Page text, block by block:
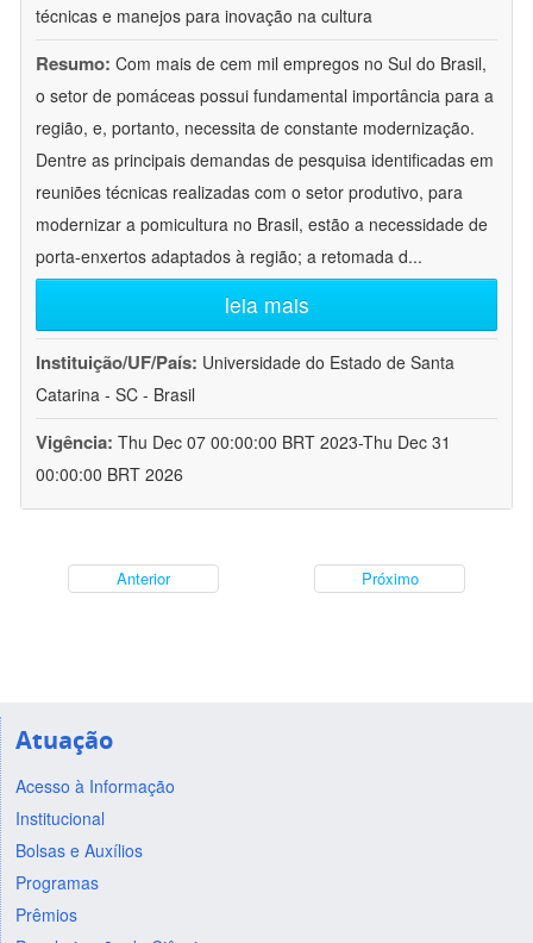
técnicas e manejos para inovação na cultura
Resumo: Com mais de cem mil empregos no Sul do Brasil,
o setor de pomáceas possui fundamental importância para a
região, e, portanto, necessita de constante modernização.
Dentre as principais demandas de pesquisa identificadas em
reuniões técnicas realizadas com o setor produtivo, para
modernizar a pomicultura no Brasil, estão a necessidade de
porta-enxertos adaptados à região; a retomada d...
leia mais
Instituição/UF/País: Universidade do Estado de Santa
Catarina - SC - Brasil
Vigência: Thu Dec 07 00:00:00 BRT 2023-Thu Dec 31
00:00:00 BRT 2026
Anterior Próximo
Atuação
Acesso à Informação
Institucional
Bolsas e Auxílios
Programas
Prêmios